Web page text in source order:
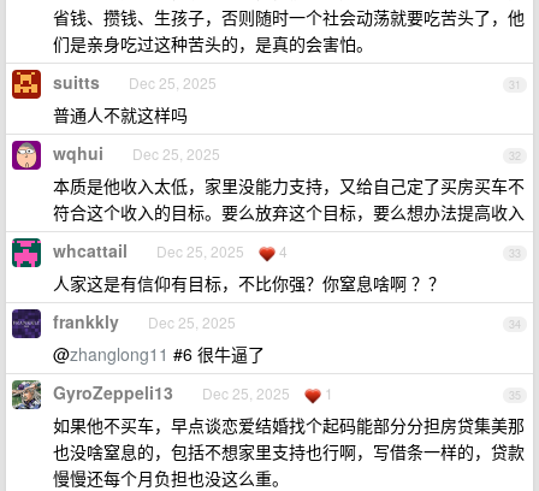
省钱、攒钱、生孩子，否则随时一个社会动荡就要吃苦头了，他
们是亲身吃过这种苦头的，是真的会害怕。
31
suitts Dec 25, 2025
普通人不就这样吗
32
wqhui Dec 25, 2025
本质是他收入太低，家里没能力支持，又给自己定了买房买车不
符合这个收入的目标。要么放弃这个目标，要么想办法提高收入
33
whcattail Dec 25, 2025 4
人家这是有信仰有目标，不比你强？你窒息啥啊 ？？
34
frankkly Dec 25, 2025
@zhanglong11 #6 很牛逼了
35
GyroZeppeli13 Dec 25, 2025 1
如果他不买车，早点谈恋爱结婚找个起码能部分分担房贷集美那
也没啥窒息的，包括不想家里支持也行啊，写借条一样的，贷款
慢慢还每个月负担也没这么重。